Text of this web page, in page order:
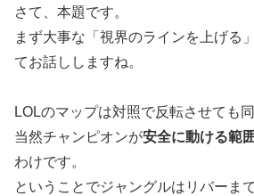
さて、本題です。
まず大事な「視界のラインを上げる
てお話ししますね。
LOLのマップは対照で反転させても
当然チャンピオンが安全に動ける範囲
わけです。
ということでジャングルはリバーま